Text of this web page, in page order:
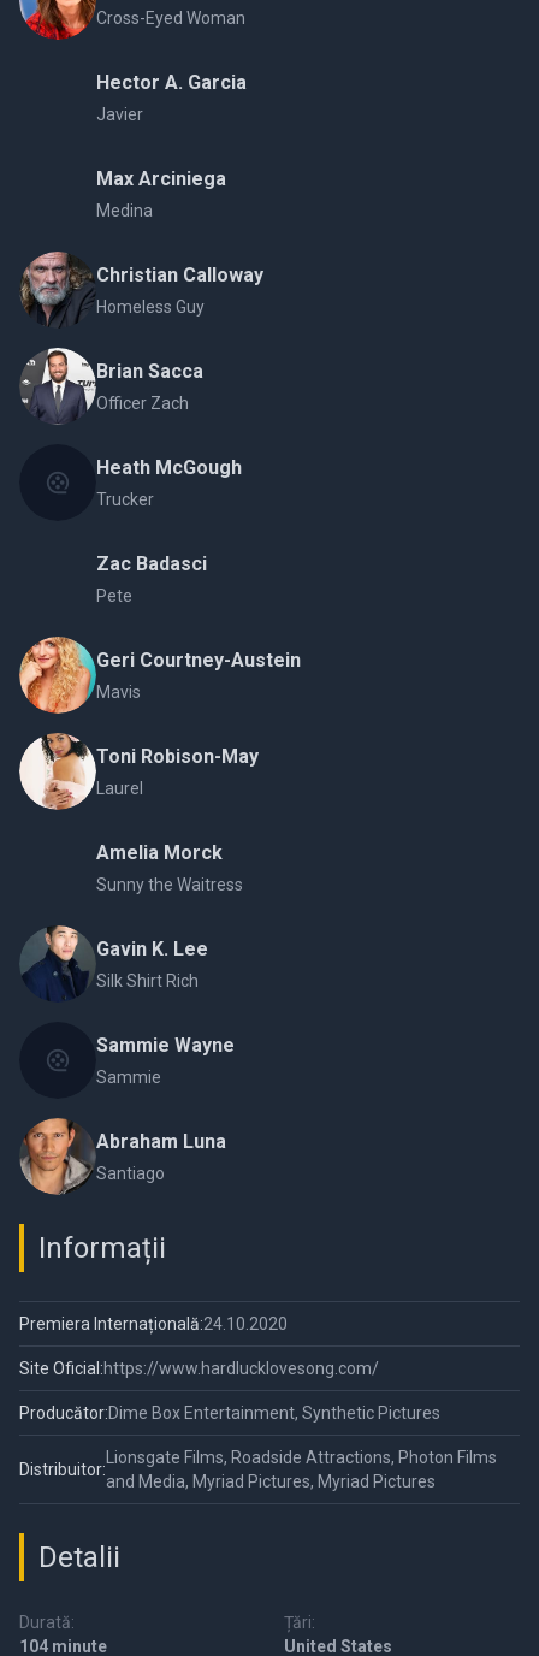
Cross-Eyed Woman
Hector A. Garcia
Javier
Max Arciniega
Medina
Christian Calloway
Homeless Guy
Brian Sacca
Officer Zach
Heath McGough
Trucker
Zac Badasci
Pete
Geri Courtney-Austein
Mavis
Toni Robison-May
Laurel
Amelia Morck
Sunny the Waitress
Gavin K. Lee
Silk Shirt Rich
Sammie Wayne
Sammie
Abraham Luna
Santiago
Informații
Premiera Internațională:24.10.2020
Site Oficial:https://www.hardlucklovesong.com/
Producător:Dime Box Entertainment, Synthetic Pictures
Distribuitor:
Lionsgate Films, Roadside Attractions, Photon Films
and Media, Myriad Pictures, Myriad Pictures
Detalii
Durată:
104 minute
Țări:
United States